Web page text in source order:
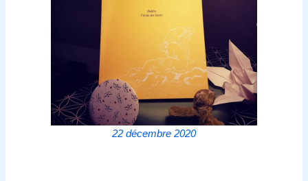
22 décembre 2020